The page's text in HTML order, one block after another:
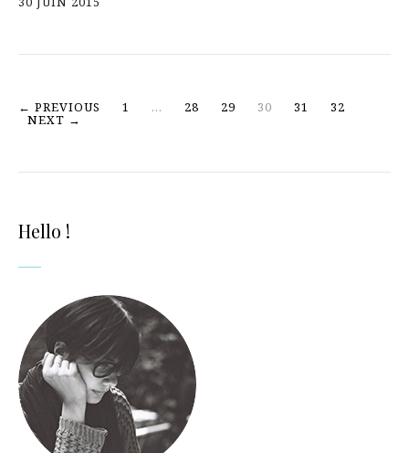
← PREVIOUS 1 … 28 29 30 31 32
NEXT →
Hello !